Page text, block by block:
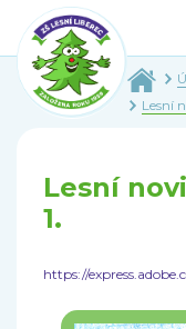
Lesní
Lesní
1.
https://